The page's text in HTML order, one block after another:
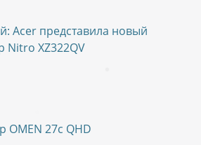
Acer представила новый
Nitro XZ322QV
OMEN 27c QHD